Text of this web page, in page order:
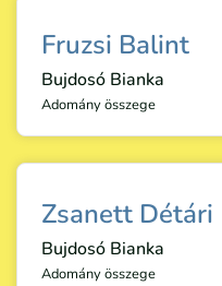
Fruzsi Balint
Bujdosó Bianka
Adomány összege
Zsanett Détári
Bujdosó Bianka
Adomány összege